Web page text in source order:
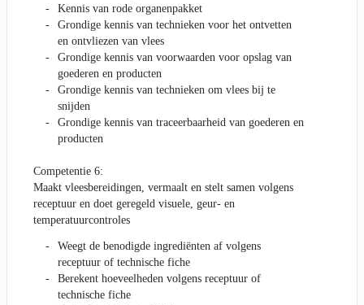
Kennis van rode organenpakket
Grondige kennis van technieken voor het ontvetten
en ontvliezen van vlees
Grondige kennis van voorwaarden voor opslag van
goederen en producten
Grondige kennis van technieken om vlees bij te
snijden
Grondige kennis van traceerbaarheid van goederen en
producten
Competentie 6:
Maakt vleesbereidingen, vermaalt en stelt samen volgens
receptuur en doet geregeld visuele, geur- en
temperatuurcontroles
Weegt de benodigde ingrediënten af volgens
receptuur of technische fiche
Berekent hoeveelheden volgens receptuur of
technische fiche